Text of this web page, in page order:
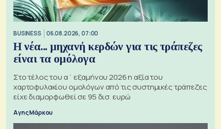
BUSINESS 06.08.2026, 07:00
Η νέα... μηχανή κερδών για τις τράπεζες
είναι τα ομόλογα
Στο τέλος του α΄ εξαμήνου 2026 η αξία του
χαρτοφυλακίου ομολόγων από τις συστημικές τράπεζες
είχε διαμορφωθεί σε 95 δισ. ευρώ
Αγης Μάρκου